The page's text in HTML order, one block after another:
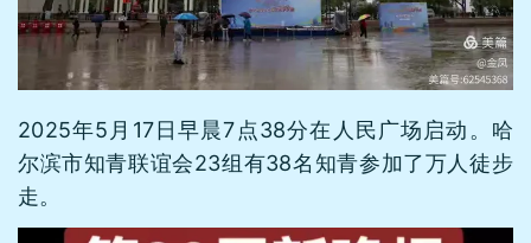
2025年5月17日早晨7点38分在人民广场启动。哈
尔滨市知青联谊会23组有38名知青参加了万人徒步
走。